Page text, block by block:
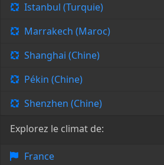
Istanbul (Turquie)
Marrakech (Maroc)
Shanghai (Chine)
Pékin (Chine)
Shenzhen (Chine)
Explorez le climat de:
France